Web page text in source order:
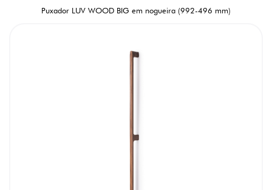
Puxador LUV WOOD BIG em nogueira (992-496 mm)